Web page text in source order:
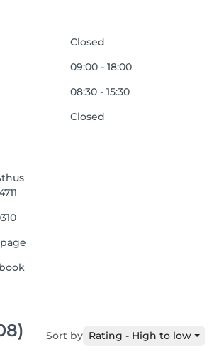
Closed
09:00 - 18:00
08:30 - 15:30
Closed
Sort by Rating - High to low